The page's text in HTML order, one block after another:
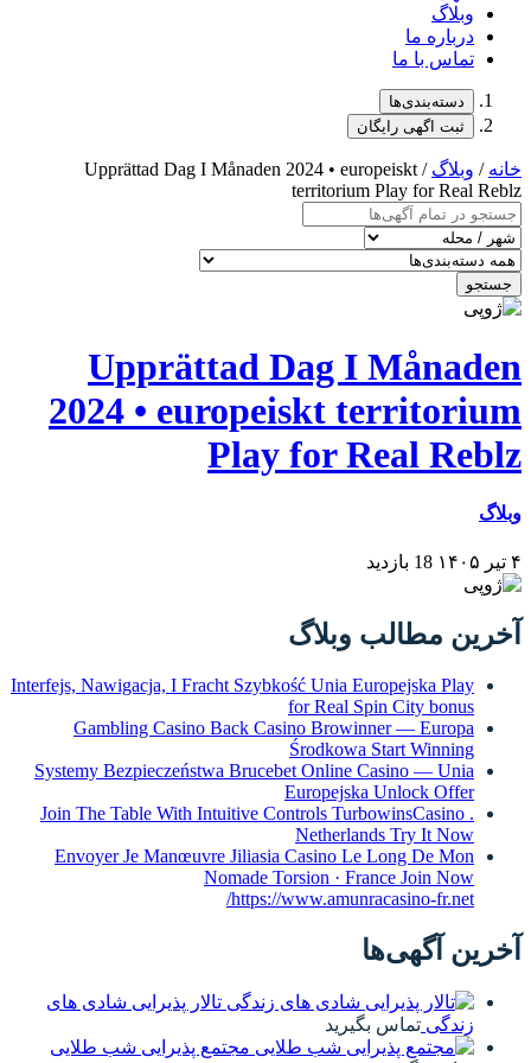
/
2024
Interfejs,
Systemy
Join The
Envoyer
شادی های
شب طلایی